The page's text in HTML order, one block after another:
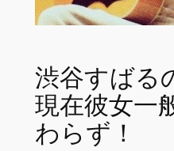
渋谷すばる
現在彼女一
わらず！